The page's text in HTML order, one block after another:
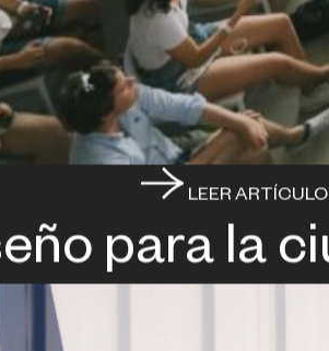
LEER ARTÍCULO
para la